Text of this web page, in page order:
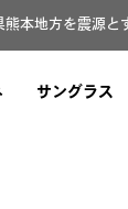
熊本地方を震源
サングラス